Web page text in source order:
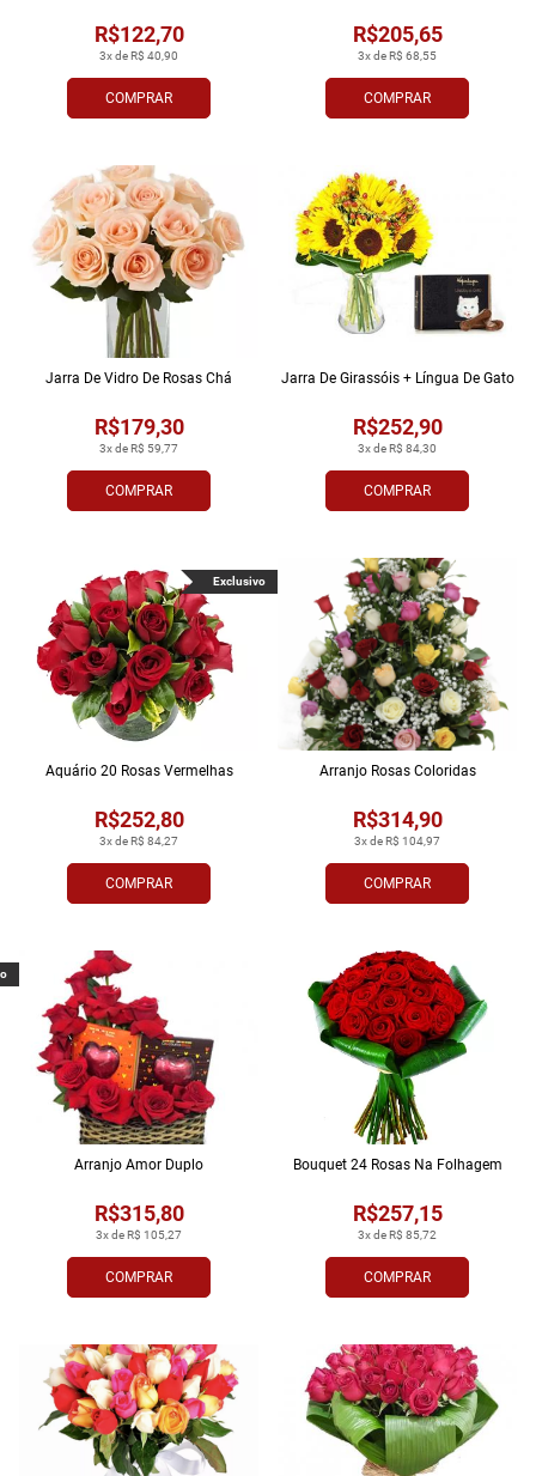
COMPRAR
3x de R$ 40,90
R$122,70
COMPRAR
3x de R$ 68,55
R$205,65
COMPRAR
3x de R$ 59,77
R$179,30
Jarra De Vidro De Rosas Chá
COMPRAR
3x de R$ 84,30
R$252,90
Jarra De Girassóis + Língua De Gato
COMPRAR
3x de R$ 84,27
R$252,80
Aquário 20 Rosas Vermelhas
Exclusivo
COMPRAR
3x de R$ 104,97
R$314,90
Arranjo Rosas Coloridas
COMPRAR
3x de R$ 105,27
R$315,80
Arranjo Amor Duplo
COMPRAR
3x de R$ 85,72
R$257,15
Bouquet 24 Rosas Na Folhagem